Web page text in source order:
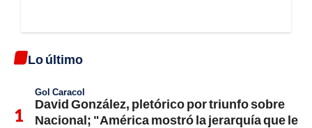
Lo último
Gol Caracol
David González, pletórico por triunfo sobre
Nacional; "América mostró la jerarquía que le